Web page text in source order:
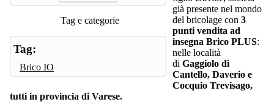
Tag e categorie
Tag:
Brico IO
già presente nel mondo
del bricolage con 3
punti vendita ad
insegna Brico PLUS:
nelle località
di Gaggiolo di
Cantello, Daverio e
Cocquio Trevisago,
tutti in provincia di Varese.